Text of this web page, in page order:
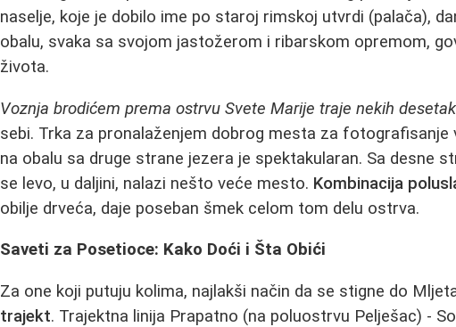
naselje, koje je dobilo ime po staroj rimskoj utvrdi (palača),
obalu, svaka sa svojom jastožerom i ribarskom opremom,
života.
Voznja brodićem prema ostrvu Svete Marije traje nekih
sebi. Trka za pronalaženjem dobrog mesta za fotografisanje
na obalu sa druge strane jezera je spektakularan. Sa desne
se levo, u daljini, nalazi nešto veće mesto. Kombinacija
obilje drveća, daje poseban šmek celom tom delu ostrva.
Saveti za Posetioce: Kako Doći i Šta Obići
Za one koji putuju kolima, najlakši način da se stigne do
trajekt. Trajektna linija Prapatno (na poluostrvu Pelješac) -